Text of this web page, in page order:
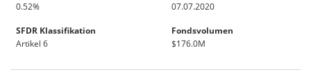
0.52% 07.07.2020
SFDR Klassifikation
Artikel 6
Fondsvolumen
$176.0M